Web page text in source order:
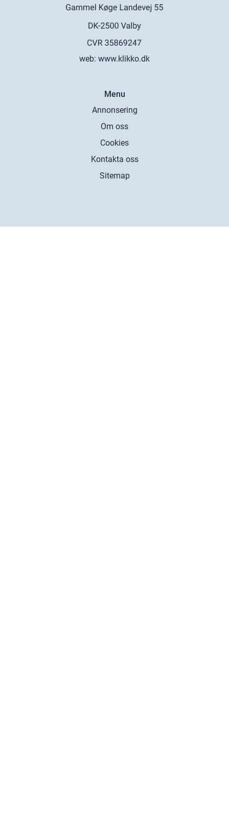
web: www.klikko.dk
Menu
Annonsering
Om oss
Cookies
Kontakta oss
Sitemap